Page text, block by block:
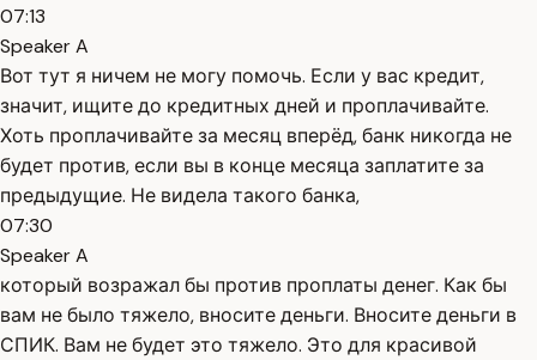
07:13
Speaker A
Вот тут я ничем не могу помочь. Если у вас кредит,
значит, ищите до кредитных дней и проплачивайте.
Хоть проплачивайте за месяц вперёд, банк никогда не
будет против, если вы в конце месяца заплатите за
предыдущие. Не видела такого банка,
07:30
Speaker A
который возражал бы против проплаты денег. Как бы
вам не было тяжело, вносите деньги. Вносите деньги в
СПИК. Вам не будет это тяжело. Это для красивой